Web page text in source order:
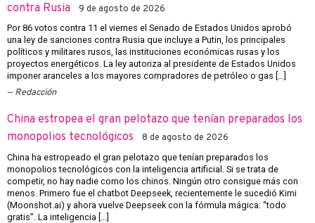
contra Rusia
9 de agosto de 2026
Por 86 votos contra 11 el viernes el Senado de Estados Unidos aprobó
una ley de sanciones contra Rusia que incluye a Putin, los principales
políticos y militares rusos, las instituciones económicas rusas y los
proyectos energéticos. La ley autoriza al presidente de Estados Unidos
imponer aranceles a los mayores compradores de petróleo o gas […]
Redacción
China estropea el gran pelotazo que tenían preparados los
monopolios tecnológicos
8 de agosto de 2026
China ha estropeado el gran pelotazo que tenían preparados los
monopolios tecnológicos con la inteligencia artificial. Si se trata de
competir, no hay nadie como los chinos. Ningún otro consigue más con
menos. Primero fue el chatbot Deepseek, recientemente le sucedió Kimi
(Moonshot.ai) y ahora vuelve Deepseek con la fórmula mágica: “todo
gratis”. La inteligencia […]